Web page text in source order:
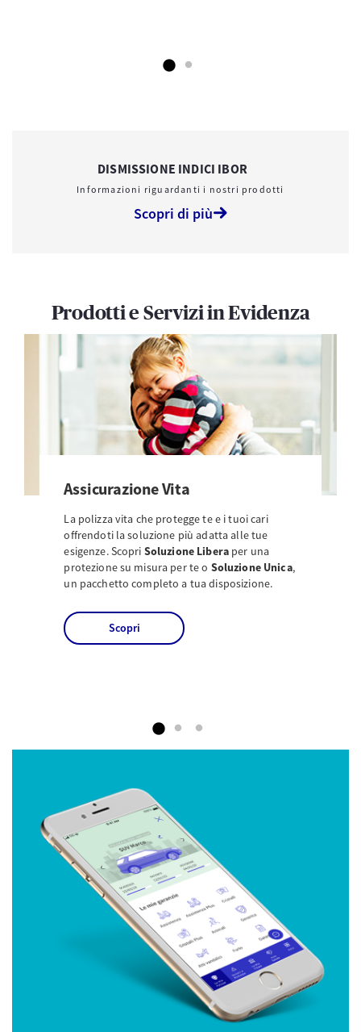
DISMISSIONE INDICI IBOR
Informazioni riguardanti i nostri prodotti
Scopri di più
Prodotti e Servizi in Evidenza
Assicurazione Vita
La polizza vita che protegge te e i tuoi cari
offrendoti la soluzione più adatta alle tue
esigenze. Scopri Soluzione Libera per una
protezione su misura per te o Soluzione Unica,
un pacchetto completo a tua disposizione.
Scopri